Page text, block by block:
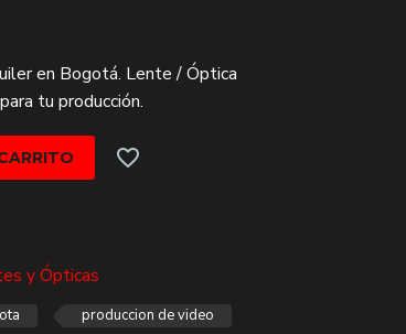
en Bogotá. Lente / Óptica
tu producción.
y Ópticas
produccion de video